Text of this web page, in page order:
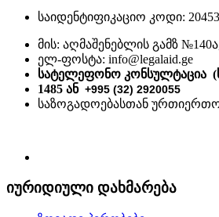
საიდენტიფიკაციო კოდი:
მის: აღმაშენებლის გამზ
ელ-ფოსტა: info@legalaid.ge
სატელეფონო კონსულტაცია
1485 ან +995 (32) 2920055
საზოგადოებასთან
იურიდიული დახმარება